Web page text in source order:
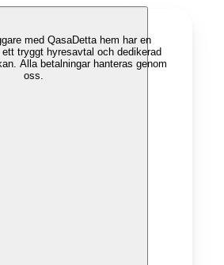
med QasaDetta hem har en
tryggt hyresavtal och dedikerad
Alla betalningar hanteras genom
oss.